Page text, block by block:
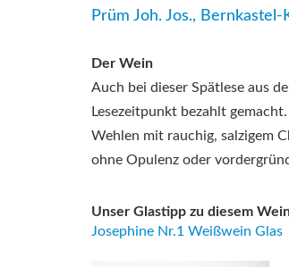
Prüm Joh. Jos., Bernkastel-
Der Wein
Auch bei dieser Spätlese aus
Lesezeitpunkt bezahlt
Wehlen mit rauchig, salzigem
ohne Opulenz oder
Unser Glastipp zu diesem
Josephine Nr.1 Weißwein Glas